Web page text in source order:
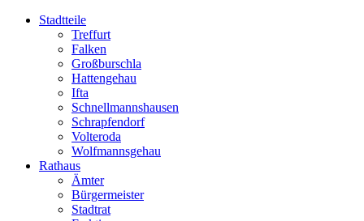
Stadtteile
Treffurt
Falken
Großburschla
Hattengehau
Ifta
Schnellmannshausen
Schrapfendorf
Volteroda
Wolfmannsgehau
Rathaus
Ämter
Bürgermeister
Stadtrat